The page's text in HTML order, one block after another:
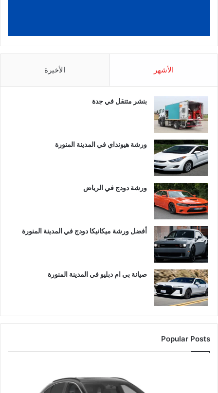
الأشهر الأخيرة
بنشر متنقل في جدة
ورشة هيونداي في المدينة المنورة
ورشة دودج في الرياض
أفضل ورشة ميكانيكا دودج في المدينة المنورة
صيانة بي ام دبليو في المدينة المنورة
Popular Posts